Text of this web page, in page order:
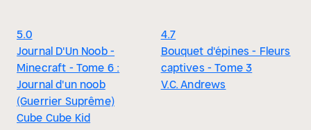
5.0
Journal D'Un Noob -
Minecraft - Tome 6 :
Journal d'un noob
(Guerrier Suprême)
Cube Cube Kid
4.7
Bouquet d'épines - Fleurs
captives - Tome 3
V.C. Andrews